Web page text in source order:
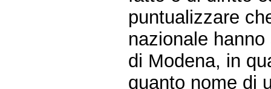
puntualizzare
nazionale
di Modena, in
quanto nome di